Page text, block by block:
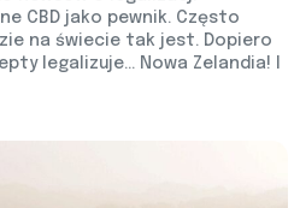
CBD jako pewnik. Często
na świecie tak jest. Dopiero
legalizuje… Nowa Zelandia! I